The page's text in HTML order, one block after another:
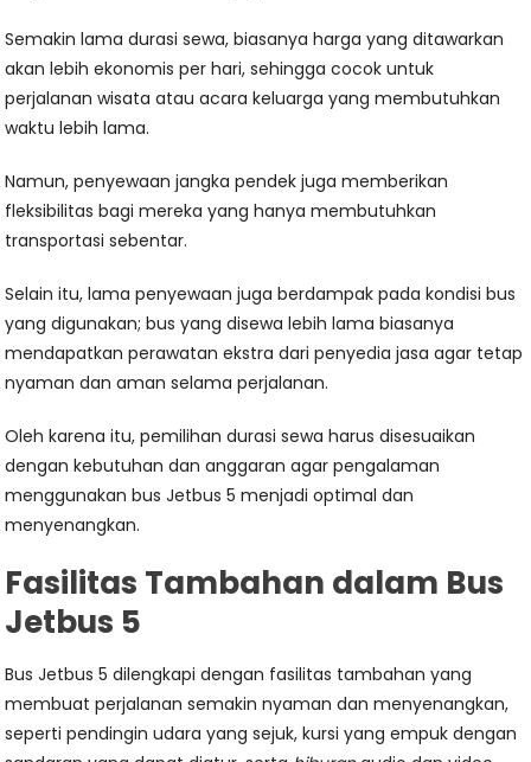
Semakin lama durasi sewa, biasanya harga yang ditawarkan
akan lebih ekonomis per hari, sehingga cocok untuk
perjalanan wisata atau acara keluarga yang membutuhkan
waktu lebih lama.
Namun, penyewaan jangka pendek juga memberikan
fleksibilitas bagi mereka yang hanya membutuhkan
transportasi sebentar.
Selain itu, lama penyewaan juga berdampak pada kondisi bus
yang digunakan; bus yang disewa lebih lama biasanya
mendapatkan perawatan ekstra dari penyedia jasa agar tetap
nyaman dan aman selama perjalanan.
Oleh karena itu, pemilihan durasi sewa harus disesuaikan
dengan kebutuhan dan anggaran agar pengalaman
menggunakan bus Jetbus 5 menjadi optimal dan
menyenangkan.
Fasilitas Tambahan dalam Bus
Jetbus 5
Bus Jetbus 5 dilengkapi dengan fasilitas tambahan yang
membuat perjalanan semakin nyaman dan menyenangkan,
seperti pendingin udara yang sejuk, kursi yang empuk dengan